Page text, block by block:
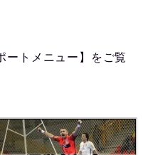
ートメニュー】をご覧